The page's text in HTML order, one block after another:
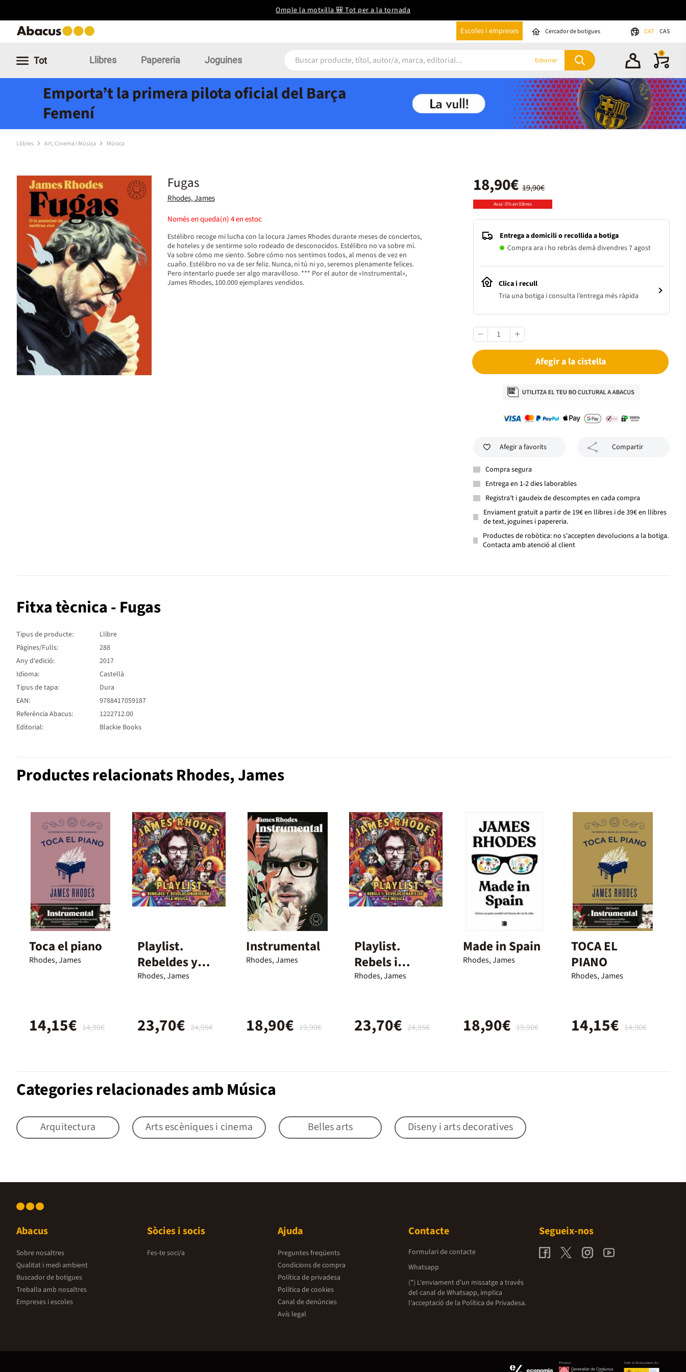
Omple la motxilla 🎒 Tot per a la tornada
Escoles i empreses Cercador de botigues CAT CAS
Tot Llibres Papereria Joguines Esborrar
0
Emporta’t la primera pilota oficial del Barça
Femení
Llibres Art, Cinema i Música Música
Fugas
Rhodes, James
Només en queda(n)4en estoc
Estélibro recoge mi lucha con la locura James Rhodes durante meses de conciertos,
de hoteles y de sentirme solo rodeado de desconocidos. Estélibro no va sobre mí.
Va sobre cómo me siento. Sobre cómo nos sentimos todos, al menos de vez en
cuaño. Estélibro no va de ser feliz. Nunca, ni tú ni yo, seremos plenamente felices.
Pero intentarlo puede ser algo maravilloso. *** Por el autor de «Instrumental»,
James Rhodes, 100.000 ejemplares vendidos.
19,90€
18,90€
Avui -5% en llibres
Entrega a domicili o recollida a botiga
Compra ara i ho rebràs demà divendres 7 agost
Clica i recull
Tria una botiga i consulta l’entrega més ràpida
Afegir a la cistella
Afegir a favorits Compartir
Compra segura
Entrega en 1-2 dies laborables
Registra't i gaudeix de descomptes en cada compra
Enviament gratuït a partir de 19€ en llibres i de 39€ en llibres
de text, joguines i papereria.
Productes de robòtica: no s'accepten devolucions a la botiga.
Contacta amb atenció al client
Fitxa tècnica - Fugas
Tipus de producte:
Llibre
Pàgines/Fulls:
288
Any d'edició:
2017
Idioma:
Castellà
Tipus de tapa:
Dura
EAN:
9788417059187
Referència Abacus:
1222712.00
Editorial:
Blackie Books
Productes relacionats Rhodes, James
Toca el piano
Rhodes, James
14,90€
14,15€
Playlist.
Rebeldes y
revolucionario
Rhodes, James
24,95€
23,70€
Instrumental
Rhodes, James
19,90€
18,90€
Playlist.
Rebels i
revolucionaris
Rhodes, James
24,95€
23,70€
Made in Spain
Rhodes, James
19,90€
18,90€
TOCA EL
PIANO
Rhodes, James
14,90€
14,15€
Categories relacionades amb Música
Arquitectura Arts escèniques i cinema Belles arts Diseny i arts decoratives
Abacus
Sobre nosaltres
Qualitat i medi ambient
Buscador de botigues
Treballa amb nosaltres
Empreses i escoles
Sòcies i socis
Fes-te soci/a
Ajuda
Preguntes freqüents
Condicions de compra
Política de privadesa
Política de cookies
Canal de denúncies
Avís legal
Contacte
Formulari de contacte
Whatsapp
(*) L'enviament d’un missatge a través
del canal de Whatsapp, implica
l'acceptació de la Política de Privadesa.
Segueix-nos
Promou: Amb el finançament de: